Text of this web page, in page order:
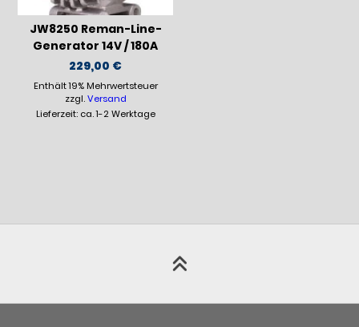
JW8250 Reman-Line-
Generator 14V / 180A
229,00 €
Enthält 19% Mehrwertsteuer
zzgl.Versand
Lieferzeit: ca. 1-2 Werktage